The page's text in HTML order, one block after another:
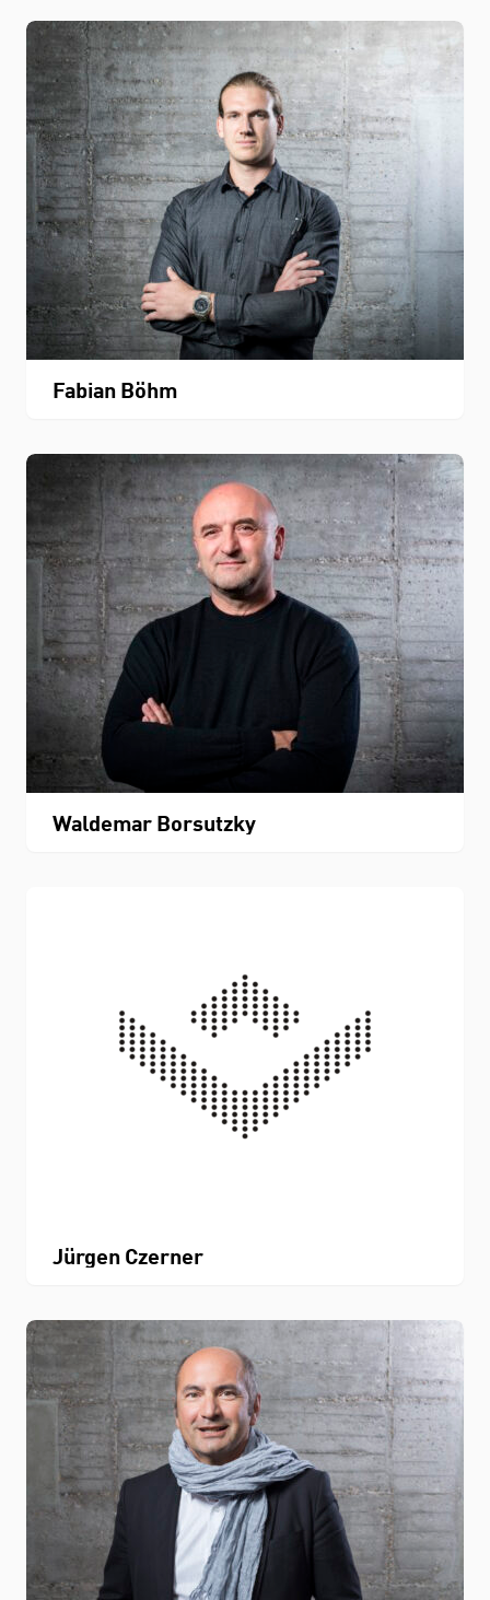
Fabian Böhm
Waldemar Borsutzky
Jürgen Czerner